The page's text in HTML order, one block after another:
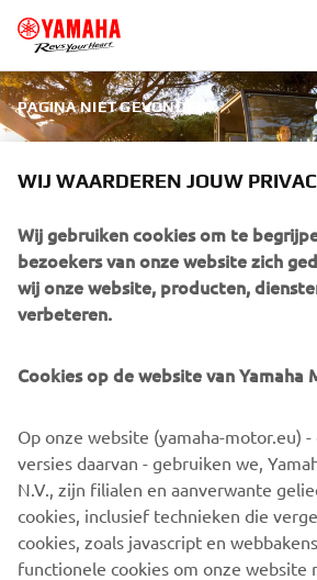
PAGINA NIET GEVONDEN
PAGINA NIET
gaan naar de homepage.
BEZOEK DE
CORPORATE
WIJ WAARDEREN JOUW
Wij gebruiken cookies om te
bezoekers van onze website zich
wij onze website, producten,
verbeteren.
Cookies op de website van Yamaha
Op onze website (yamaha-motor.eu)
versies daarvan - gebruiken we,
N.V., zijn filialen en aanverwante
cookies, inclusief technieken die
cookies, zoals javascript en
functionele cookies om onze website